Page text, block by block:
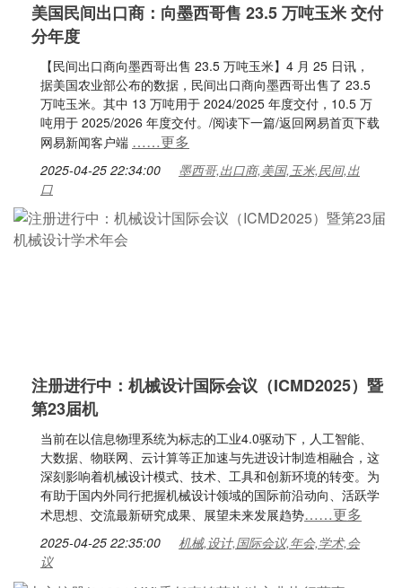
美国民间出口商：向墨西哥售 23.5 万吨玉米 交付
分年度
【民间出口商向墨西哥出售 23.5 万吨玉米】4 月 25 日讯，
据美国农业部公布的数据，民间出口商向墨西哥出售了 23.5
万吨玉米。其中 13 万吨用于 2024/2025 年度交付，10.5 万
吨用于 2025/2026 年度交付。/阅读下一篇/返回网易首页下载
网易新闻客户端 ……更多
2025-04-25 22:34:00
墨西哥,出口商,美国,玉米,民间,出
口
注册进行中：机械设计国际会议（ICMD2025）暨
第23届机
当前在以信息物理系统为标志的工业4.0驱动下，人工智能、
大数据、物联网、云计算等正加速与先进设计制造相融合，这
深刻影响着机械设计模式、技术、工具和创新环境的转变。为
有助于国内外同行把握机械设计领域的国际前沿动向、活跃学
术思想、交流最新研究成果、展望未来发展趋势……更多
2025-04-25 22:35:00
机械,设计,国际会议,年会,学术,会
议